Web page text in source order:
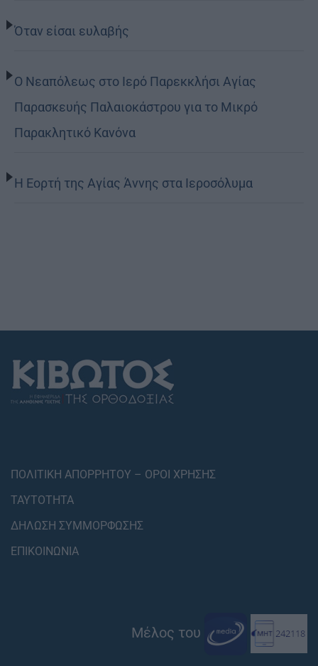
Όταν είσαι ευλαβής
Ο Νεαπόλεως στο Ιερό Παρεκκλήσι Αγίας
Παρασκευής Παλαιοκάστρου για το Μικρό
Παρακλητικό Κανόνα
Η Εορτή της Αγίας Άννης στα Ιεροσόλυμα
ΠΟΛΙΤΙΚΗ ΑΠΟΡΡΗΤΟΥ – ΟΡΟΙ ΧΡΗΣΗΣ
ΤΑΥΤΟΤΗΤΑ
ΔΗΛΩΣΗ ΣΥΜΜΟΡΦΩΣΗΣ
ΕΠΙΚΟΙΝΩΝΙΑ
Μέλος του